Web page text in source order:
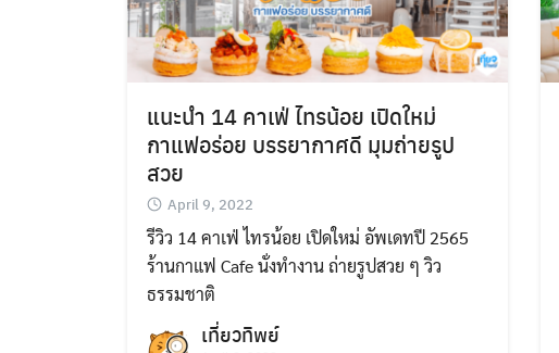
แนะนำ 14 คาเฟ่ ไทรน้อย เปิดใหม่
กาแฟอร่อย บรรยากาศดี มุมถ่ายรูป
สวย
April 9, 2022
รีวิว 14 คาเฟ่ ไทรน้อย เปิดใหม่ อัพเดทปี 2565
ร้านกาแฟ Cafe นั่งทำงาน ถ่ายรูปสวย ๆ วิว
ธรรมชาติ
เที่ยวทิพย์